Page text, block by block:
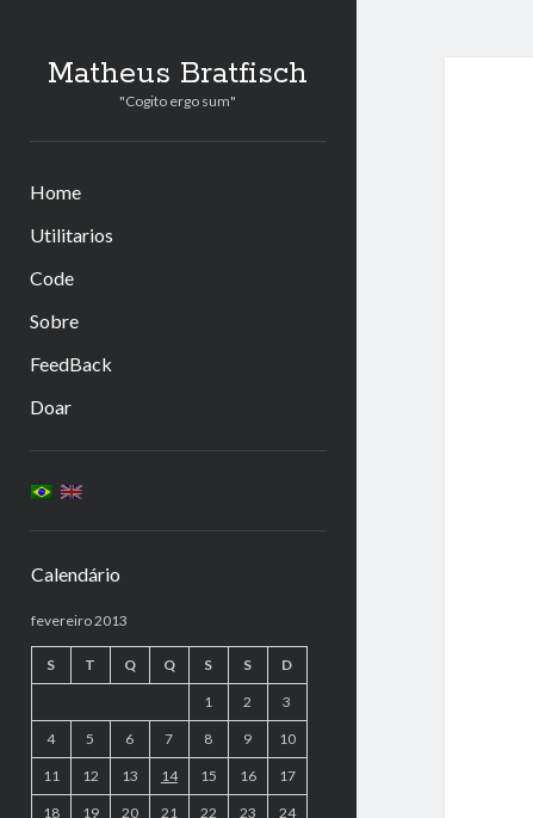
Matheus Bratfisch
"Cogito ergo sum"
Home
Utilitarios
Code
Sobre
FeedBack
Doar
Lateral
Calendário
fevereiro 2013
S T Q Q S S D
1 2 3
4 5 6 7 8 9 10
11 12 13 14 15 16 17
18 19 20 21 22 23 24